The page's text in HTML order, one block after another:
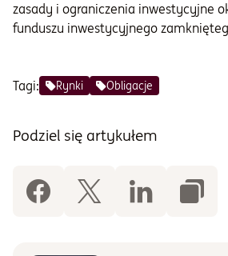
zasady i ograniczenia inwestycyjne
funduszu inwestycyjnego
Tagi: Rynki Obligacje
Podziel się artykułem